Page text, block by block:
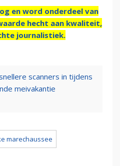
en word onderdeel van
hecht aan kwaliteit,
journalistiek.
scanners in tijdens
meivakantie
marechaussee